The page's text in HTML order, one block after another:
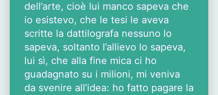
dell’arte, cioè lui manco sapeva che
io esistevo, che le tesi le aveva
scritte la dattilografa nessuno lo
sapeva, soltanto l’allievo lo sapeva,
lui sì, che alla fine mica ci ho
guadagnato su i milioni, mi veniva
da svenire all’idea: ho fatto pagare la